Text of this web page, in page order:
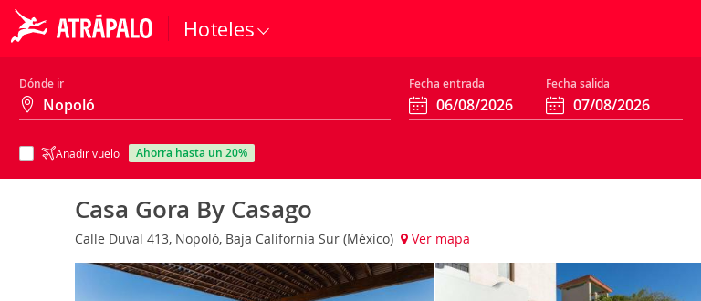
Hoteles
Dónde ir Fecha entrada Fecha salida
Añadir vuelo ahorra hasta un 20%
Casa Gora By Casago
Calle Duval 413, Nopoló, Baja California Sur (México) Ver mapa